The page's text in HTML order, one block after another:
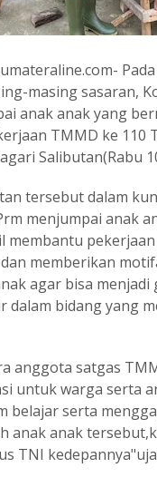
masing sasaran,
anak anak yang
TMMD ke 110
Salibutan(Rabu
tersebut dalam
menjumpai anak
membantu
memberikan
agar bisa menjadi
dalam bidang yang
anggota satgas
untuk warga serta
belajar serta
anak anak
TNI